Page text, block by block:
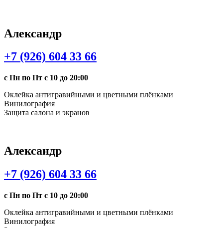
Александр
+7 (926) 604 33 66
с Пн по Пт с 10 до 20:00
Оклейка антигравийными и цветными плёнками
Винилография
Защита салона и экранов
Александр
+7 (926) 604 33 66
с Пн по Пт с 10 до 20:00
Оклейка антигравийными и цветными плёнками
Винилография